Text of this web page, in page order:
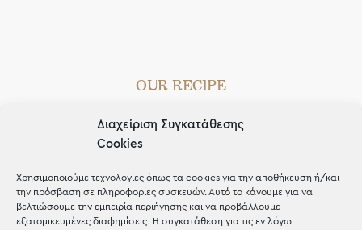
Διαχείριση Συγκατάθεσης
Cookies
Χρησιμοποιούμε τεχνολογίες όπως τα cookies για την αποθήκευση ή/και
την πρόσβαση σε πληροφορίες συσκευών. Αυτό το κάνουμε για να
βελτιώσουμε την εμπειρία περιήγησης και να προβάλλουμε
εξατομικευμένες διαφημίσεις. Η συγκατάθεση για τις εν λόγω
OUR RECIPE
Gifts
Blog
Shop the look